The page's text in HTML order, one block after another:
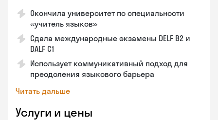
Окончила университет по специальности
«учитель языков»
Сдала международные экзамены DELF B2 и
DALF C1
Использует коммуникативный подход для
преодоления языкового барьера
Читать дальше
Услуги и цены